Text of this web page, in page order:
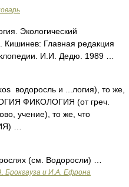
Экологический
Кишинев: Главная редакция
И.И. Дедю. 1989 …
водоросль и ...логия), то же,
ФИКОЛОГИЯ (от греч.
учение), то же, что
…
(см. Водоросли) …
Брокгауза и И.А. Ефрона